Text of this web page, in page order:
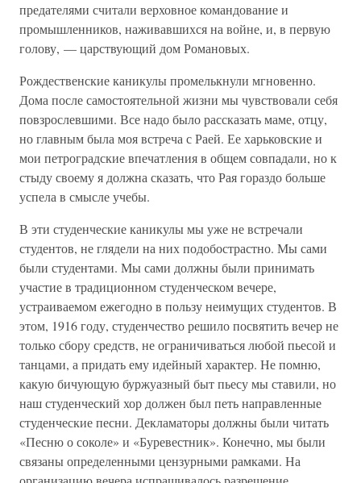
предателями считали верховное командование и
промышленников, наживавшихся на войне, и, в первую
голову, — царствующий дом Романовых.
Рождественские каникулы промелькнули мгновенно.
Дома после самостоятельной жизни мы чувствовали себя
повзрослевшими. Все надо было рассказать маме, отцу,
но главным была моя встреча с Раей. Ее харьковские и
мои петроградские впечатления в общем совпадали, но к
стыду своему я должна сказать, что Рая гораздо больше
успела в смысле учебы.
В эти студенческие каникулы мы уже не встречали
студентов, не глядели на них подобострастно. Мы сами
были студентами. Мы сами должны были принимать
участие в традиционном студенческом вечере,
устраиваемом ежегодно в пользу неимущих студентов. В
этом, 1916 году, студенчество решило посвятить вечер не
только сбору средств, не ограничиваться любой пьесой и
танцами, а придать ему идейный характер. Не помню,
какую бичующую буржуазный быт пьесу мы ставили, но
наш студенческий хор должен был петь направленные
студенческие песни. Декламаторы должны были читать
«Песню о соколе» и «Буревестник». Конечно, мы были
связаны определенными цензурными рамками. На